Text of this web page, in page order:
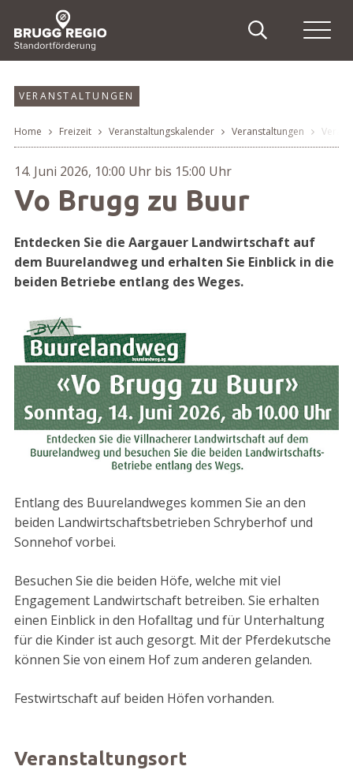
Navigieren in Brugg
Schnellnavigation
Suche Suchbegriff
Breadcrumb
Home Freizeit Veranstaltungskalender Veranstaltungen
VERANSTALTUNGEN
Vo Brugg zu Buur
14. Juni 2026, 10:00 Uhr bis 15:00 Uhr
Entdecken Sie die Aargauer Landwirtschaft auf
dem Buurelandweg und erhalten Sie Einblick in die
beiden Betriebe entlang des Weges.
Entlang des Buurelandweges kommen Sie an den
beiden Landwirtschaftsbetrieben Schryberhof und
Sonnehof vorbei.
Besuchen Sie die beiden Höfe, welche mit viel
Engagement Landwirtschaft betreiben. Sie erhalten
einen Einblick in den Hofalltag und für Unterhaltung
für die Kinder ist auch gesorgt. Mit der Pferdekutsche
können Sie von einem Hof zum anderen gelanden.
Festwirtschaft auf beiden Höfen vorhanden.
Veranstaltungsort